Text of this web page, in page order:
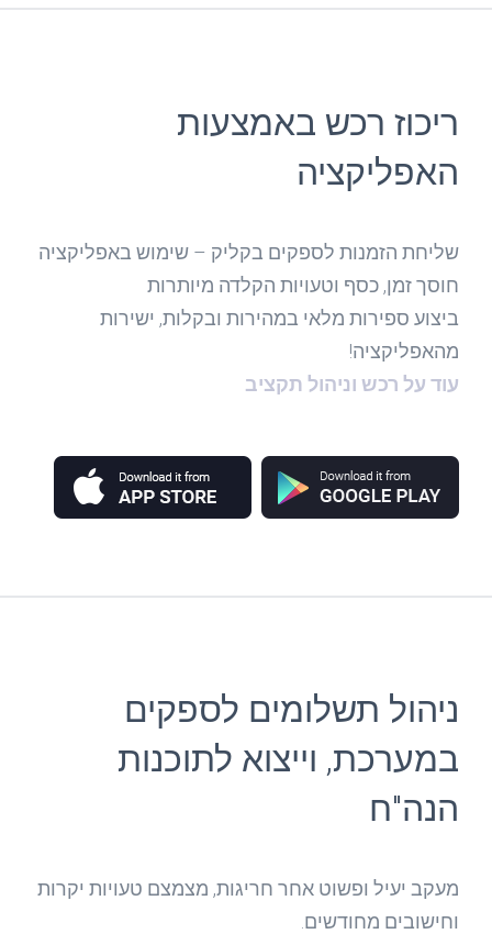
ריכוז רכש באמצעות
האפליקציה
שליחת הזמנות לספקים בקליק – שימוש באפליקציה
חוסך זמן, כסף וטעויות הקלדה מיותרות
ביצוע ספירות מלאי במהירות ובקלות, ישירות
מהאפליקציה!
עוד על רכש וניהול תקציב
ניהול תשלומים לספקים
במערכת, וייצוא לתוכנות
הנה"ח
מעקב יעיל ופשוט אחר חריגות, מצמצם טעויות יקרות
וחישובים מחודשים.